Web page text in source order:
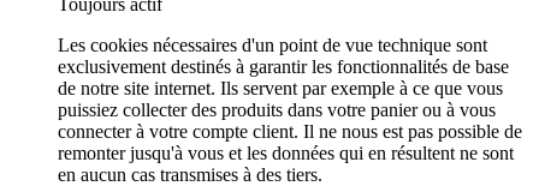
Toujours actif
Les cookies nécessaires d'un point de vue technique sont
exclusivement destinés à garantir les fonctionnalités de base
de notre site internet. Ils servent par exemple à ce que vous
puissiez collecter des produits dans votre panier ou à vous
connecter à votre compte client. Il ne nous est pas possible de
remonter jusqu'à vous et les données qui en résultent ne sont
en aucun cas transmises à des tiers.